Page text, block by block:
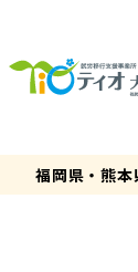
福岡県・熊